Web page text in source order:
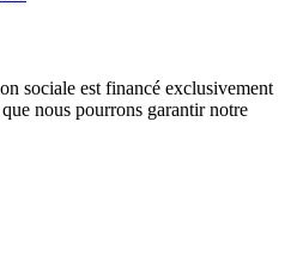
sociale est financé exclusivement
nous pourrons garantir notre